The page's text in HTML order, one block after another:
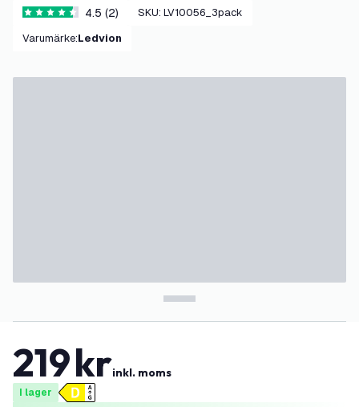
4.5 stjärnbetyg4.5 (2) SKU: LV10056_3pack
Varumärke: Ledvion
219krinkl. moms
I lager